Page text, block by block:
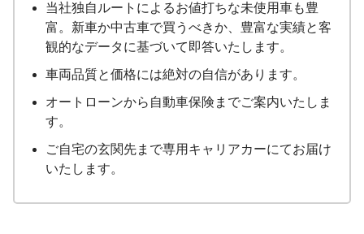
当社独自ルートによるお値打ちな未使用車も豊
富。新車か中古車で買うべきか、豊富な実績と客
観的なデータに基づいて即答いたします。
車両品質と価格には絶対の自信があります。
オートローンから自動車保険までご案内いたしま
す。
ご自宅の玄関先まで専用キャリアカーにてお届け
いたします。